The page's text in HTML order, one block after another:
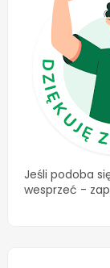
Jeśli podoba
wesprzeć -